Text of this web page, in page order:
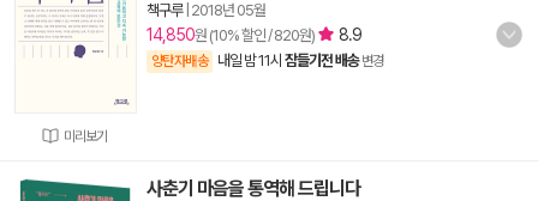
미리보기
책구루| 2018년 05월
14,850원 (10% 할인 / 820원) 8.9
양탄자배송 내일 밤 11시 잠들기전 배송 변경
사춘기 마음을 통역해 드립니다